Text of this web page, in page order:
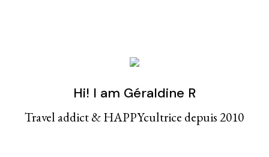
Hi! I am Géraldine R
Travel addict & HAPPYcultrice depuis 2010